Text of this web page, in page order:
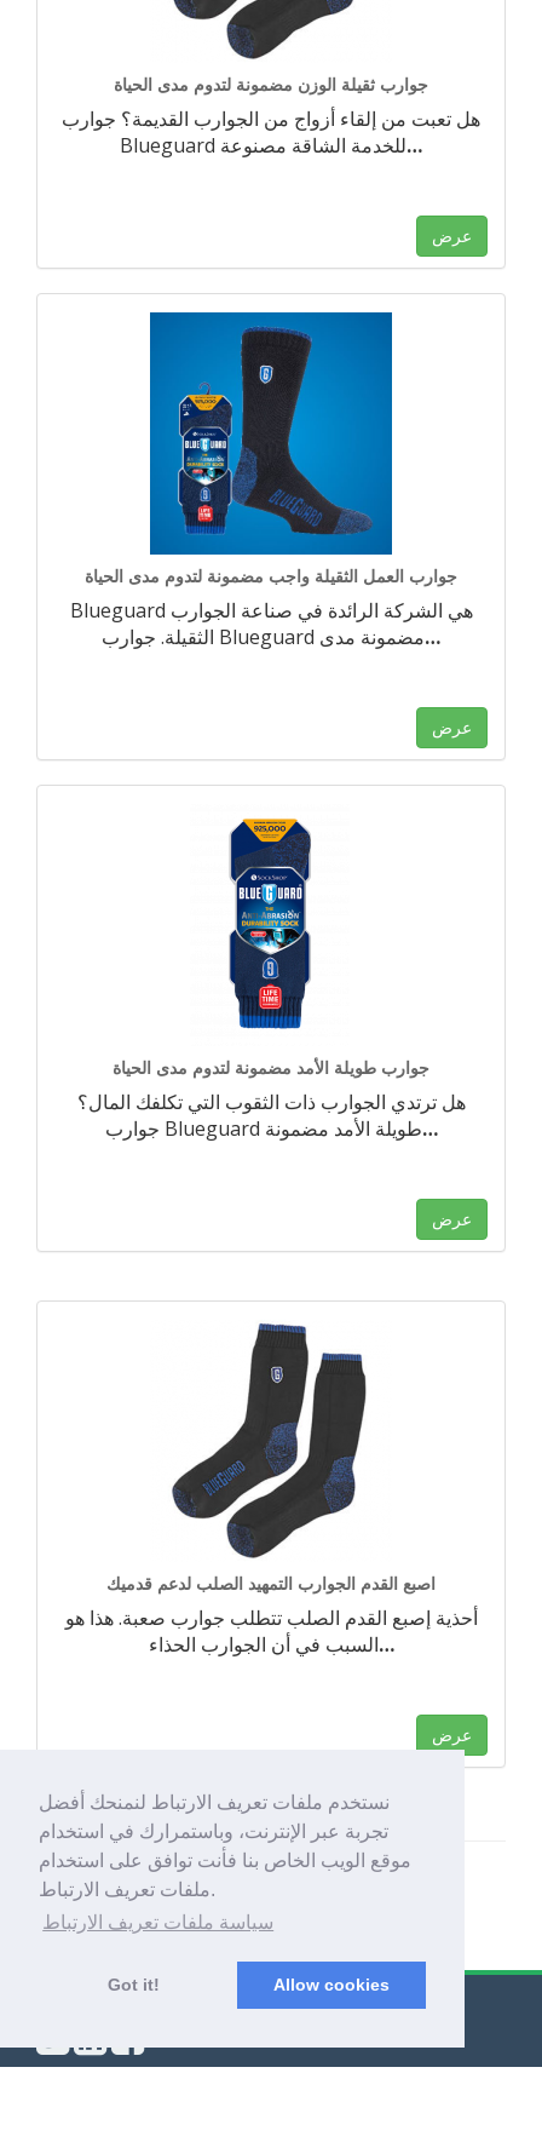
نستخدم ملفات تعريف الارتباط لنمنحك أفضل
تجربة عبر الإنترنت، وباستمرارك في استخدام
موقع الويب الخاص بنا فأنت توافق على استخدام
ملفات تعريف الارتباط.
سياسة ملفات تعريف الارتباط
Got it! Allow cookies
جوارب ثقيلة الوزن مضمونة لتدوم مدى الحياة
هل تعبت من إلقاء أزواج من الجوارب القديمة؟ جوارب
Blueguard للخدمة الشاقة مصنوعة…
عرض
جوارب العمل الثقيلة واجب مضمونة لتدوم مدى الحياة
Blueguard هي الشركة الرائدة في صناعة الجوارب
الثقيلة. جوارب Blueguard مضمونة مدى…
عرض
جوارب طويلة الأمد مضمونة لتدوم مدى الحياة
هل ترتدي الجوارب ذات الثقوب التي تكلفك المال؟
جوارب Blueguard طويلة الأمد مضمونة…
عرض
اصبع القدم الجوارب التمهيد الصلب لدعم قدميك
أحذية إصبع القدم الصلب تتطلب جوارب صعبة. هذا هو
السبب في أن الجوارب الحذاء…
عرض
© Export Worldwide 2026